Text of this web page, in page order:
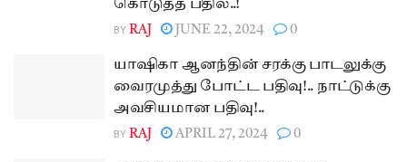
கொடுத்த பதில்..!
BY RAJ JUNE 22, 2024 0
யாஷிகா ஆனந்தின் சரக்கு பாடலுக்கு
வைரமுத்து போட்ட பதிவு!.. நாட்டுக்கு
அவசியமான பதிவு!..
BY RAJ APRIL 27, 2024 0